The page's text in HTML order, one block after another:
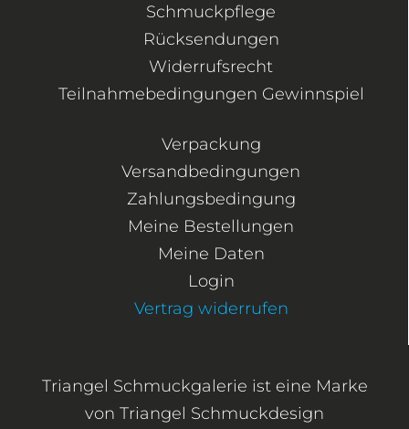
Schmuckpflege
Rücksendungen
Widerrufsrecht
Teilnahmebedingungen Gewinnspiel
Verpackung
Versandbedingungen
Zahlungsbedingung
Meine Bestellungen
Meine Daten
Login
Vertrag widerrufen
Triangel Schmuckgalerie ist eine Marke
von Triangel Schmuckdesign